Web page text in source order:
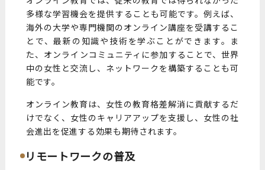
多様な学習機会を提供することも可能です。例えば、
海外の大学や専門機関のオンライン講座を受講するこ
とで、最新の知識や技術を学ぶことができます。ま
た、オンラインコミュニティに参加することで、世界
中の女性と交流し、ネットワークを構築することも可
能です。
オンライン教育は、女性の教育格差解消に貢献するだ
けでなく、女性のキャリアアップを支援し、女性の社
会進出を促進する効果も期待されます。
リモートワークの普及